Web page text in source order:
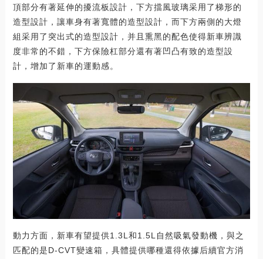
頂部分有著延伸的擾流板設計，下方擋風玻璃采用了梯形的
造型設計，讓車身有著寬體的造型設計，而下方兩側的大燈
組采用了突出式的造型設計，并且熏黑的配色使得新車辨識
度非常的不錯，下方保險杠部分還有著凹凸有致的造型設
計，增加了新車的運動感。
動力方面，新車有望提供1.3L和1.5L自然吸氣發動機，與之
匹配的是D-CVT變速箱，具體提供哪種還得依據后續官方消